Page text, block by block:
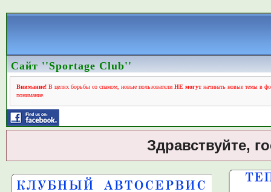
Сайт ''Sportage Club''
Внимание!В целях борьбы со спамом, новые пользователи НЕ могутначинать новые темы в
понимание.
Здравствуйте,